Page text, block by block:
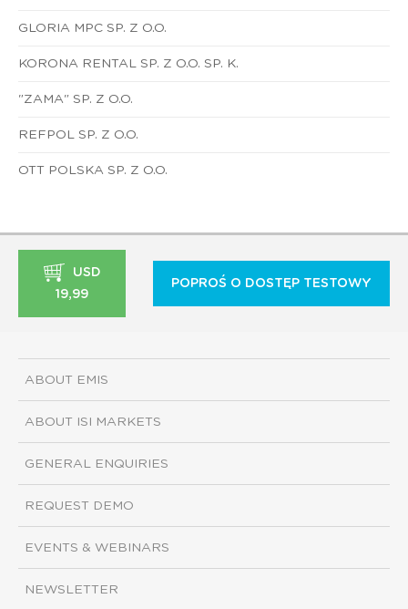
GLORIA MPC SP. Z O.O.
KORONA RENTAL SP. Z O.O. SP. K.
"ZAMA" SP. Z O.O.
REFPOL SP. Z O.O.
OTT POLSKA SP. Z O.O.
USD
19,99
POPROŚ O DOSTĘP TESTOWY
ABOUT EMIS
ABOUT ISI MARKETS
GENERAL ENQUIRIES
REQUEST DEMO
EVENTS & WEBINARS
NEWSLETTER